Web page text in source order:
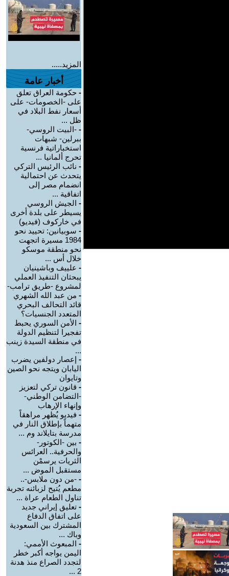
المزيد.....
أخبار عامة
- حكومة العراق تعلق
على -الخصومات- على
أسعار نفط البلاد في
ظل ...
- -البيت الروسي-
ببرلين- شبهات
استخباراتية فرنسية
تحرج ألمانيا ...
- نائب الرئيس التركي
يتحدث عن احتمالية
انضمام مصر إلى
اتفاقية ...
- الجيش الروسي
يسيطر على بلدة أخرى
في خاركوف (فيديو)
- سوبيانين: تحييد نحو
1984 مسيرة اتجهت
نحو منطقة موسكو
خلال أس ...
- علييف وباشينيان
يبحثان التنفيذ العملي
لمشروع -طريق ترامب-
- من عبد الله الشهري
قائد التحالف البحري
المتعدد الجنسيات؟
- الأمن السوري يحبط
تفجيرا لتنظيم الدولة
في منطقة السيدة زينب
...
- إعصار دولفين يضرب
اليابان ويتجه نحو الصين
وتايوان
- قانون تركي لتعزيز
-التضامن الوطني-
وإنهاء الإرهاب
- فيديو يُظهر مراهقاً
متهماً بإطلاق النار في
مدرسة بتايلاند وم ...
- بين -الكوتور-
والحرفية.. العرائس
الثريات يرسمْن
مستقبل الموض ...
- -من دون ملابس-..
مطعم يُتيح لزبائنه تجربة
تناول الطعام عراة ...
- تعليق إيراني جديد
على اتفاق الدفاع
المشترك بين السعودية
وباك ...
- المبعوث الأممي:
اليمن يواجه أكبر خطر
لتجدد الصراع منذ هدنة
2 ...